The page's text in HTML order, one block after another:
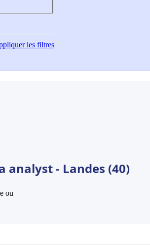
les filtres
analyst - Landes (40)
ou